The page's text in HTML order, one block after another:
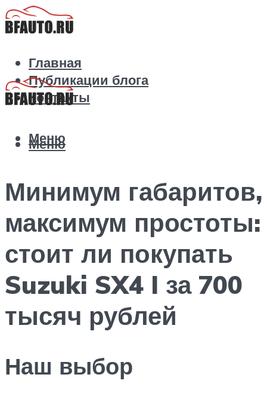
Главная
Публикации блога
Контакты
Меню
Меню
Минимум габаритов,
максимум простоты:
стоит ли покупать
Suzuki SX4 I за 700
тысяч рублей
Наш выбор